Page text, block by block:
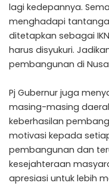
lagi kedepannya.
menghadapi
ditetapkan sebagai
harus disyukuri.
pembangunan di
Pj Gubernur juga
masing-masing
keberhasilan
motivasi kepada
pembangunan dan
kesejahteraan
apresiasi untuk lebih